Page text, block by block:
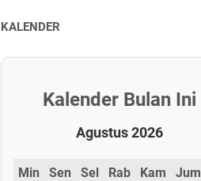
KALENDER
Kalender Bulan Ini
Agustus 2026
Min Sen Sel Rab Kam Jum